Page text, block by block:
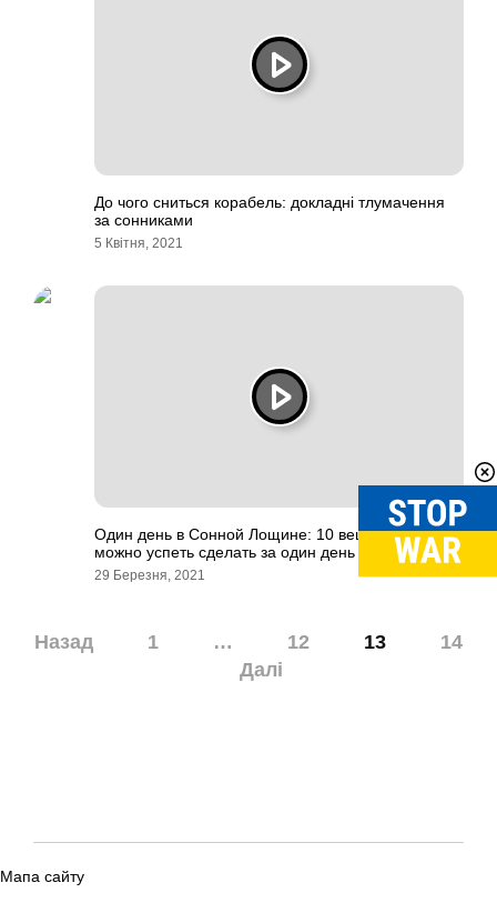
До чого сниться корабель: докладні тлумачення
за сонниками
5 Квітня, 2021
Один день в Сонной Лощине: 10 вещей, которые
можно успеть сделать за один день
29 Березня, 2021
Навігація
Назад 1 … 12 13
14
Далі
Мапа сайту